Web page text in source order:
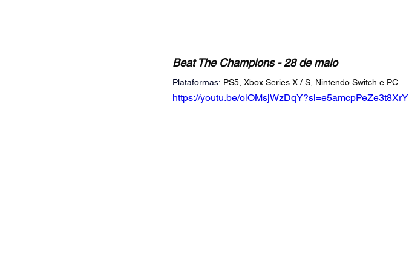
Beat The Champions - 28 de maio
Plataformas: PS5, Xbox Series X / S, Nintendo Switch e PC
https://youtu.be/olOMsjWzDqY?si=e5amcpPeZe3t8XrY